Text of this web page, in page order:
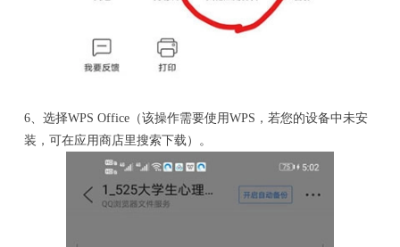
6、选择WPS Office（该操作需要使用WPS，若您的设备中未安
装，可在应用商店里搜索下载）。